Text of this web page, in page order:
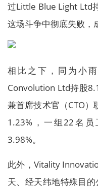
过Little Blue Light Ltd
这场斗争中彻底失败，
相比之下，同为小
Convolution Ltd持股
兼首席技术官（CTO
1.23%，一组22名员
3.98%。
此外，Vitality
天、经天纬地特殊目